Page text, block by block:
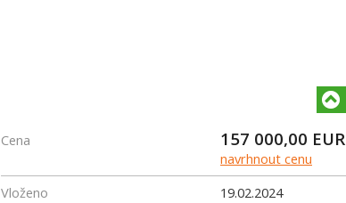
Cena 157 000,00 EUR
navrhnout cenu
Vloženo
19.02.2024